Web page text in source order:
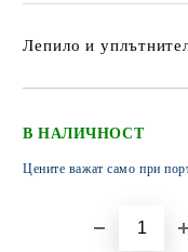
Лепило и
В НАЛИЧНОСТ
Цените важат само при